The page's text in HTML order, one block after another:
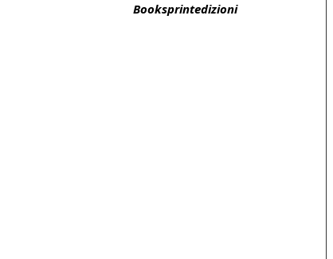
Booksprintedizioni